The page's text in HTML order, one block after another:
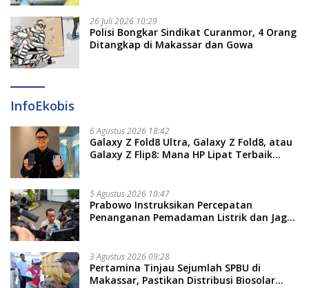
26 Juli 2026 10:29
Polisi Bongkar Sindikat Curanmor, 4 Orang
Ditangkap di Makassar dan Gowa
InfoEkobis
6 Agustus 2026 18:42
Galaxy Z Fold8 Ultra, Galaxy Z Fold8, atau
Galaxy Z Flip8: Mana HP Lipat Terbaik
5 Agustus 2026 10:47
Prabowo Instruksikan Percepatan
Penanganan Pemadaman Listrik dan Jaga
3 Agustus 2026 09:28
Pertamina Tinjau Sejumlah SPBU di
Makassar, Pastikan Distribusi Biosolar